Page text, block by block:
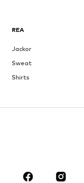
REA
Jackor
Sweat
Shirts
KLÄDER